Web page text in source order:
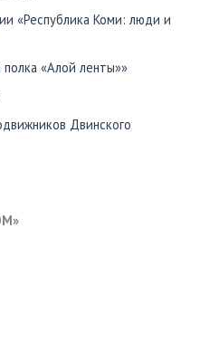
«Республика Коми: люди и
«Алой ленты»»
Двинского